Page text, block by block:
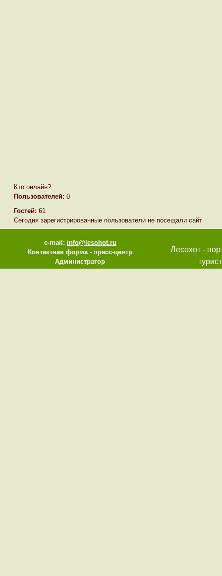
Кто онлайн?
Пользователей: 0
Гостей: 61
Сегодня зарегистрированные пользователи не посещали сайт
e-mail: info@lesohot.ru
Контактная форма-пресс-центр
Администратор
Лесохот -